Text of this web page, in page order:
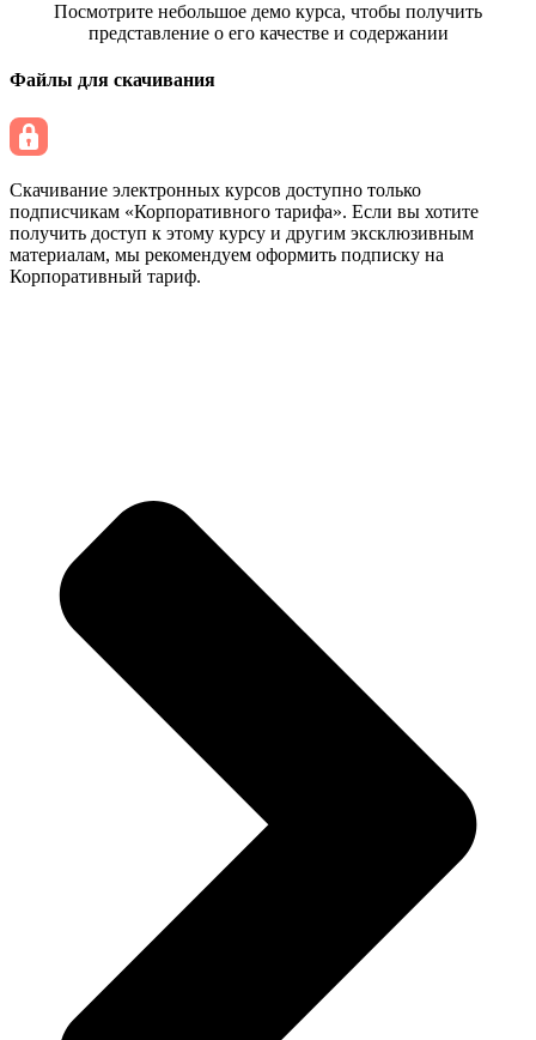
Посмотрите небольшое демо курса, чтобы получить
представление о его качестве и содержании
Файлы для скачивания
Скачивание электронных курсов доступно только
подписчикам «Корпоративного тарифа». Если вы хотите
получить доступ к этому курсу и другим эксклюзивным
материалам, мы рекомендуем оформить подписку на
Корпоративный тариф.